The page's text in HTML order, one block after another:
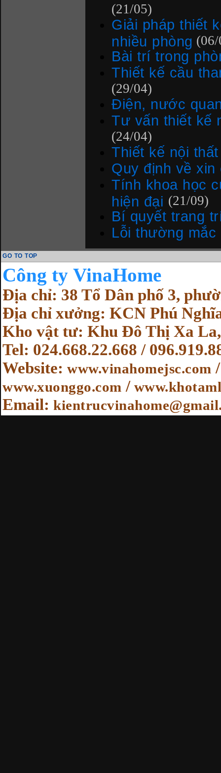
(21/05)
Giải pháp thiết
nhiều phòng
Bài trí trong
Thiết kế cầu
(29/04)
Điện, nước
Tư vấn thiết kế
(24/04)
Thiết kế nội
Quy định về
Tính khoa học
hiện đại (21/09)
Bí quyết trang
Lỗi thường
GO TO TOP
Công ty VinaHome
Địa chỉ: 38 Tổ Dân phố 3,
Địa chỉ xưởng: KCN Phú
Kho vật tư: Khu Đô Thị Xa
Tel: 024.668.22.668 /
Website: www.vinahomejsc.com
www.xuonggo.com /
Email: